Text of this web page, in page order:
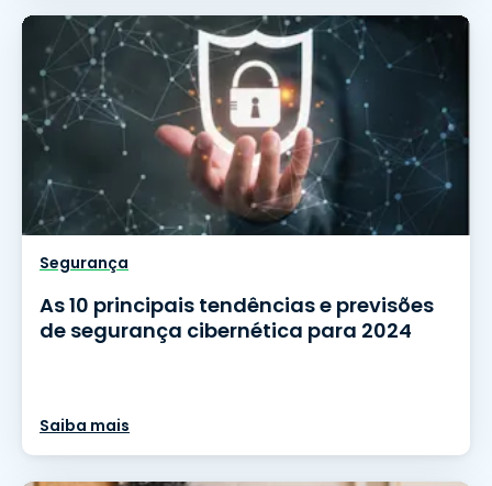
Segurança
As 10 principais tendências e previsões
de segurança cibernética para 2024
Saiba mais